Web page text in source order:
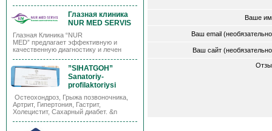
Глазная клиника
NUR MED SERVIS
Глазная Клиника “NUR
MED” предлагает эффективную и
качественную диагностику и лечен
”SIHATGOH”
Sanatoriy-
profilaktoriysi
Остеохондроз, Грыжа позвоночника,
Артрит, Гипертония, Гастрит,
Холецистит, Сахарный диабет. &n
Ваше
Ваш email
Ваш сайт